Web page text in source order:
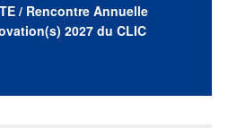
/ Rencontre Annuelle
2027 du CLIC